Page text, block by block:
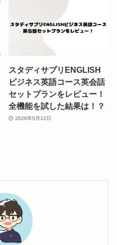
スタディサプリENGLISH
ビジネス英語コース英会話
セットプランをレビュー！
全機能を試した結果は！？
2026年5月12日